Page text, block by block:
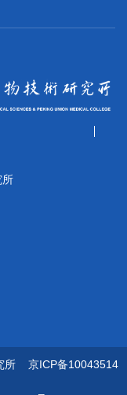
所
所 京ICP备10043514